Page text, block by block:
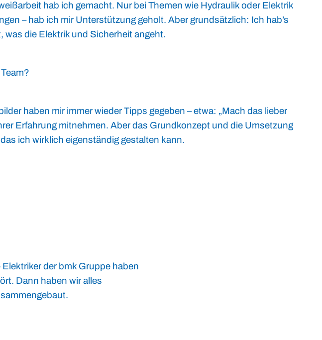
hab ich gemacht. Nur bei Themen wie Hydraulik oder Elektrik
– hab ich mir Unterstützung geholt. Aber grundsätzlich: Ich hab’s
die Elektrik und Sicherheit angeht.
haben mir immer wieder Tipps gegeben – etwa: „Mach das lieber
Erfahrung mitnehmen. Aber das Grundkonzept und die Umsetzung
ich wirklich eigenständig gestalten kann.
der bmk Gruppe haben
Dann haben wir alles